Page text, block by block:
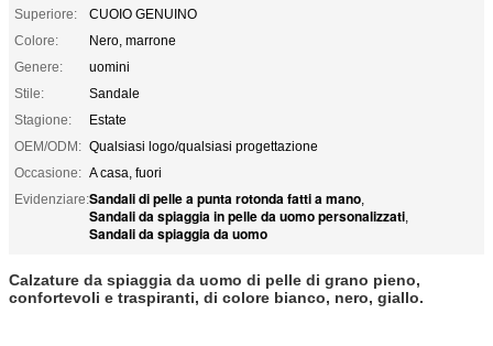
Superiore:
CUOIO GENUINO
Colore:
Nero, marrone
Genere:
uomini
Stile:
Sandale
Stagione:
Estate
OEM/ODM: Qualsiasi logo/qualsiasi progettazione
Occasione: A casa, fuori
Evidenziare:Sandali di pelle a punta rotonda fatti a mano,
Sandali da spiaggia in pelle da uomo personalizzati,
Sandali da spiaggia da uomo
Calzature da spiaggia da uomo di pelle di grano pieno,
confortevoli e traspiranti, di colore bianco, nero, giallo.